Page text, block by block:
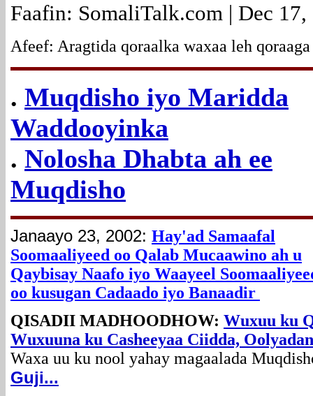
Faafin: SomaliTalk.com | Dec 17,
Afeef: Aragtida qoraalka waxaa leh
. Muqdisho iyo Maridda
Waddooyinka
. Nolosha Dhabta ah ee
Muqdisho
Janaayo 23, 2002: Hay'ad Samaafal
Soomaaliyeed oo Qalab Mucaawino ah u
Qaybisay Naafo iyo Waayeel
oo kusugan Cadaado iyo Banaadir
QISADII MADHOODHOW: Wuxuu ku
Wuxuuna ku Casheeyaa Ciidda,
Waxa uu ku nool yahay magaalada
Guji...